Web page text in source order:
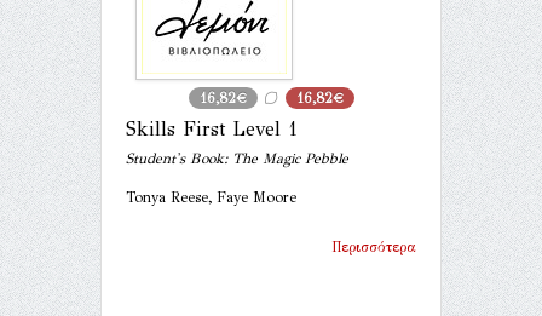
16,82€ 16,82€
Skills First Level 1
Student's Book: The Magic Pebble
Tonya Reese, Faye Moore
Περισσότερα